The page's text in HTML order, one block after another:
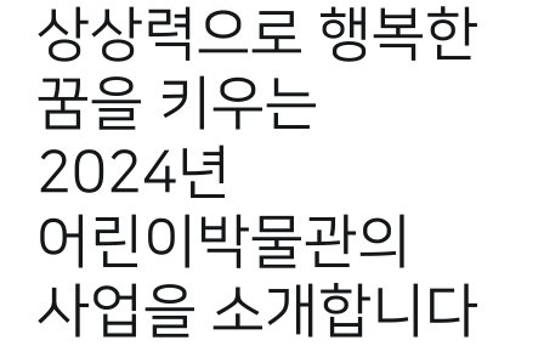
상상력으로 행복한
꿈을 키우는
2024년
어린이박물관의
사업을 소개합니다